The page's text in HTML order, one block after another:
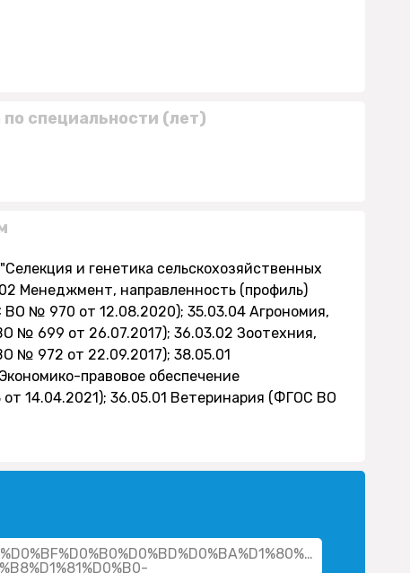
специальности (лет)
и генетика сельскохозяйственных
Менеджмент, направленность (профиль)
№ 970 от 12.08.2020); 35.03.04 Агрономия,
№ 699 от 26.07.2017); 36.03.02 Зоотехния,
№ 972 от 22.09.2017); 38.05.01
правовое обеспечение
14.04.2021); 36.05.01 Ветеринария (ФГОС ВО